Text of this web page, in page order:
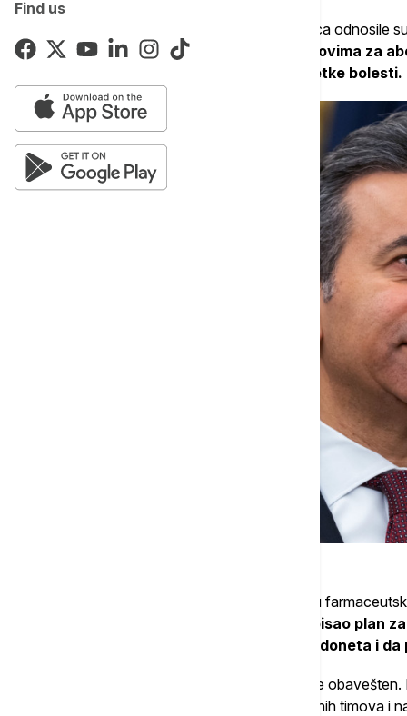
Find us
Prema navodima, ključne tačke nesuglasica odnosile
elektronskim cigaretama,
nadzor nad lekovima za
pojedinih biotehnoloških terapija za retke bolesti.
Ove odluke izazvale su nezadovoljstvo i u
Iako je Tramp navodno potpisao plan
saopšteno da konačna odluka još nije doneta i
Tramo je rekao da o eventualnoj smeni nije
se odluke FDA zasnivaju na proceni stručnih timova i